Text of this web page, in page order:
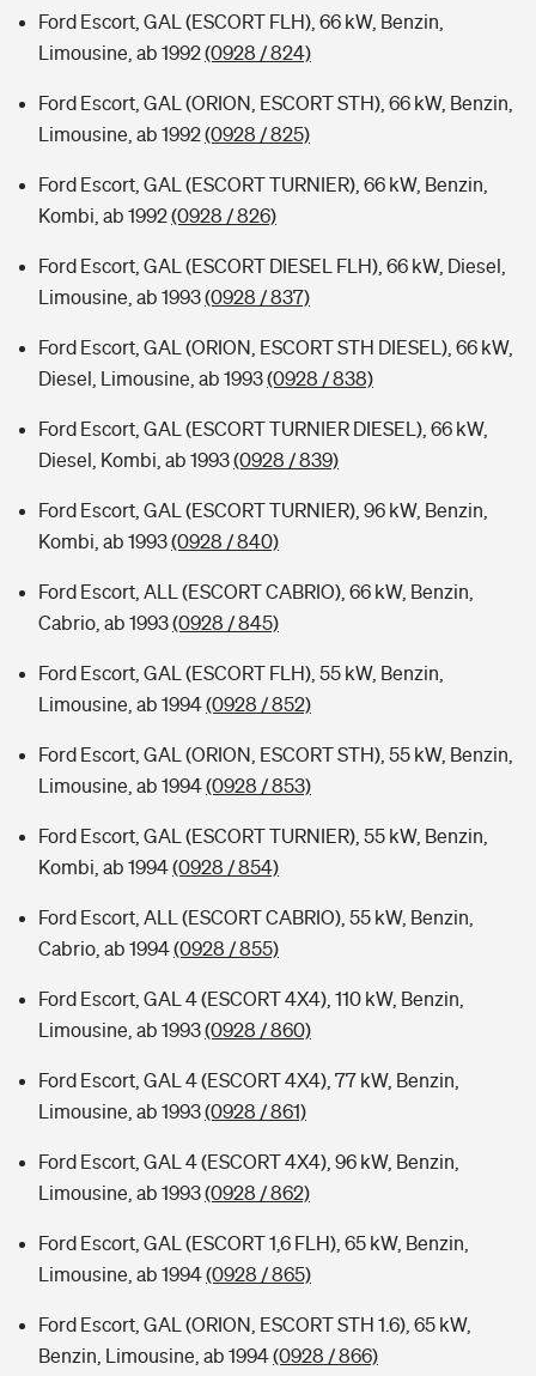
Ford Escort, GAL (ESCORT FLH), 66 kW, Benzin,
Limousine, ab 1992(0928 / 824)
Ford Escort, GAL (ORION, ESCORT STH), 66 kW, Benzin,
Limousine, ab 1992(0928 / 825)
Ford Escort, GAL (ESCORT TURNIER), 66 kW, Benzin,
Kombi, ab 1992(0928 / 826)
Ford Escort, GAL (ESCORT DIESEL FLH), 66 kW, Diesel,
Limousine, ab 1993(0928 / 837)
Ford Escort, GAL (ORION, ESCORT STH DIESEL), 66 kW,
Diesel, Limousine, ab 1993(0928 / 838)
Ford Escort, GAL (ESCORT TURNIER DIESEL), 66 kW,
Diesel, Kombi, ab 1993(0928 / 839)
Ford Escort, GAL (ESCORT TURNIER), 96 kW, Benzin,
Kombi, ab 1993(0928 / 840)
Ford Escort, ALL (ESCORT CABRIO), 66 kW, Benzin,
Cabrio, ab 1993(0928 / 845)
Ford Escort, GAL (ESCORT FLH), 55 kW, Benzin,
Limousine, ab 1994(0928 / 852)
Ford Escort, GAL (ORION, ESCORT STH), 55 kW, Benzin,
Limousine, ab 1994(0928 / 853)
Ford Escort, GAL (ESCORT TURNIER), 55 kW, Benzin,
Kombi, ab 1994(0928 / 854)
Ford Escort, ALL (ESCORT CABRIO), 55 kW, Benzin,
Cabrio, ab 1994(0928 / 855)
Ford Escort, GAL 4 (ESCORT 4X4), 110 kW, Benzin,
Limousine, ab 1993(0928 / 860)
Ford Escort, GAL 4 (ESCORT 4X4), 77 kW, Benzin,
Limousine, ab 1993(0928 / 861)
Ford Escort, GAL 4 (ESCORT 4X4), 96 kW, Benzin,
Limousine, ab 1993(0928 / 862)
Ford Escort, GAL (ESCORT 1,6 FLH), 65 kW, Benzin,
Limousine, ab 1994(0928 / 865)
Ford Escort, GAL (ORION, ESCORT STH 1.6), 65 kW,
Benzin, Limousine, ab 1994(0928 / 866)